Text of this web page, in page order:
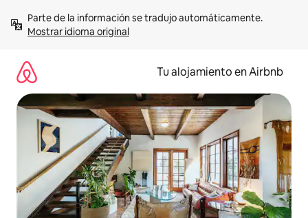
contenidoMostrar idioma original
Tu alojamiento en Airbnb